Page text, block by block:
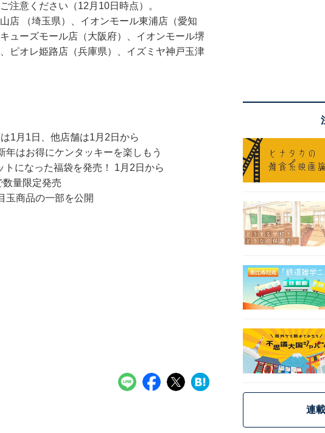
注意ください（12月10日時点）。
店 （埼玉県）、イオンモール東浦店（愛知
ューズモール店（大阪府）、イオンモール堺
ピオレ姫路店（兵庫県）、イズミヤ神戸玉津
1月1日、他店舗は1月2日から
年はお得にケンタッキーを楽しもう
になった福袋を発売！ 1月2日から
数量限定発売
玉商品の一部を公開
連